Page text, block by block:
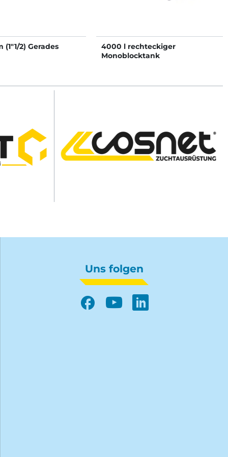
2) Gerades
4000 l rechteckiger
Monoblocktank
Uns folgen